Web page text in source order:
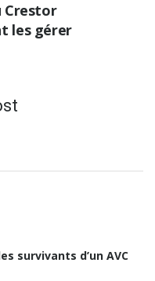
Crestor
les gérer
survivants d’un AVC